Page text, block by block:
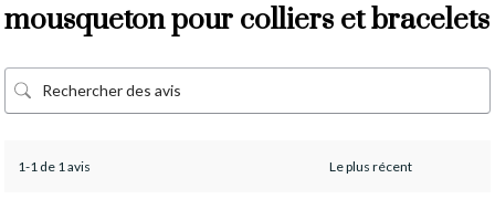
mousqueton pour colliers et bracelets
1-1 de 1 avis